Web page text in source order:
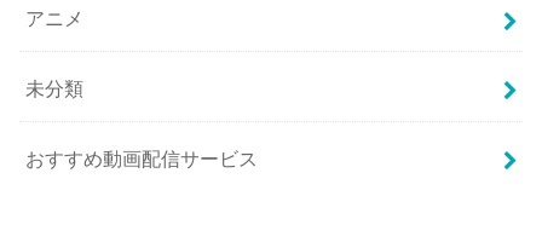
アニメ
未分類
おすすめ動画配信サービス